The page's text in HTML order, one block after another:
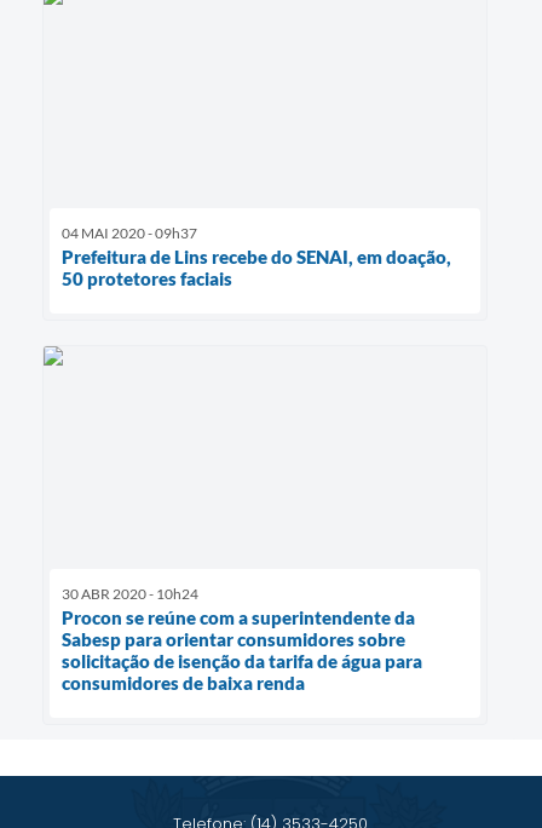
04 MAI 2020 - 09h37
Prefeitura de Lins recebe do SENAI, em doação,
50 protetores faciais
30 ABR 2020 - 10h24
Procon se reúne com a superintendente da
Sabesp para orientar consumidores sobre
solicitação de isenção da tarifa de água para
consumidores de baixa renda